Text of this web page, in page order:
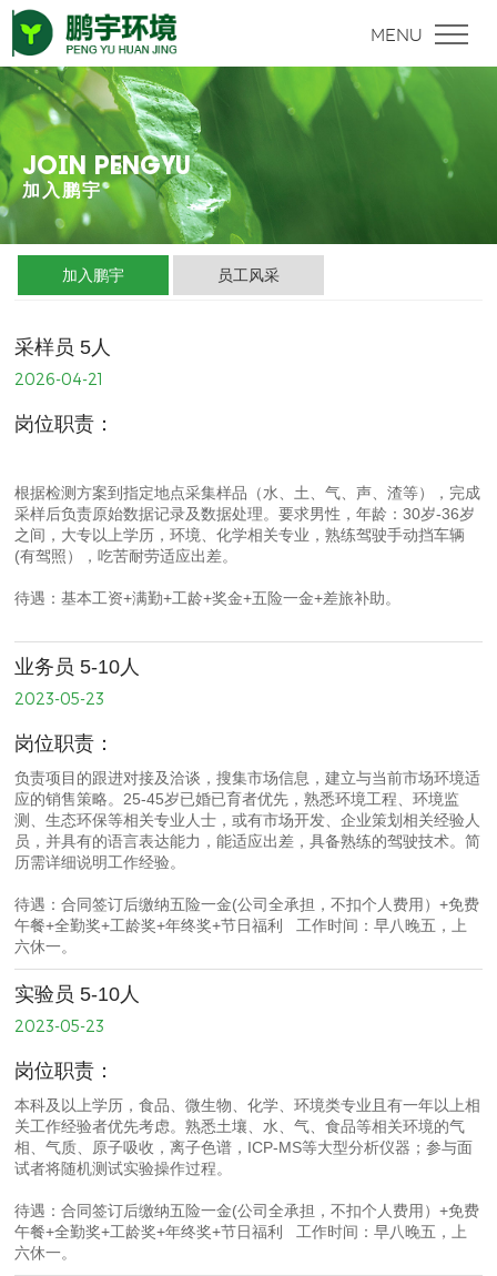
JOIN PENGYU
加入鹏宇
加入鹏宇 员工风采
采样员 5人
2026-04-21
岗位职责：
根据检测方案到指定地点采集样品（水、土、气、声、渣等），完成
采样后负责原始数据记录及数据处理。要求男性，年龄：30岁-36岁
之间，大专以上学历，环境、化学相关专业，熟练驾驶手动挡车辆
(有驾照），吃苦耐劳适应出差。
待遇：基本工资+满勤+工龄+奖金+五险一金+差旅补助。
业务员 5-10人
2023-05-23
岗位职责：
负责项目的跟进对接及洽谈，搜集市场信息，建立与当前市场环境适
应的销售策略。25-45岁已婚已育者优先，熟悉环境工程、环境监
测、生态环保等相关专业人士，或有市场开发、企业策划相关经验人
员，并具有的语言表达能力，能适应出差，具备熟练的驾驶技术。简
历需详细说明工作经验。
待遇：合同签订后缴纳五险一金(公司全承担，不扣个人费用）+免费
午餐+全勤奖+工龄奖+年终奖+节日福利 工作时间：早八晚五，上
六休一。
实验员 5-10人
2023-05-23
岗位职责：
本科及以上学历，食品、微生物、化学、环境类专业且有一年以上相
关工作经验者优先考虑。熟悉土壤、水、气、食品等相关环境的气
相、气质、原子吸收，离子色谱，ICP-MS等大型分析仪器；参与面
试者将随机测试实验操作过程。
待遇：合同签订后缴纳五险一金(公司全承担，不扣个人费用）+免费
午餐+全勤奖+工龄奖+年终奖+节日福利 工作时间：早八晚五，上
六休一。